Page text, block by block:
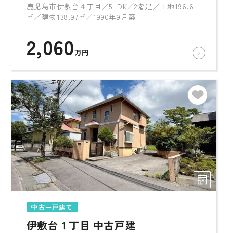
鹿児島市伊敷台４丁目／5LDK／2階建／土地196.6
㎡／建物138.97㎡／1990年9月築
2,060万円
中古一戸建て
伊敷台１丁目 中古戸建